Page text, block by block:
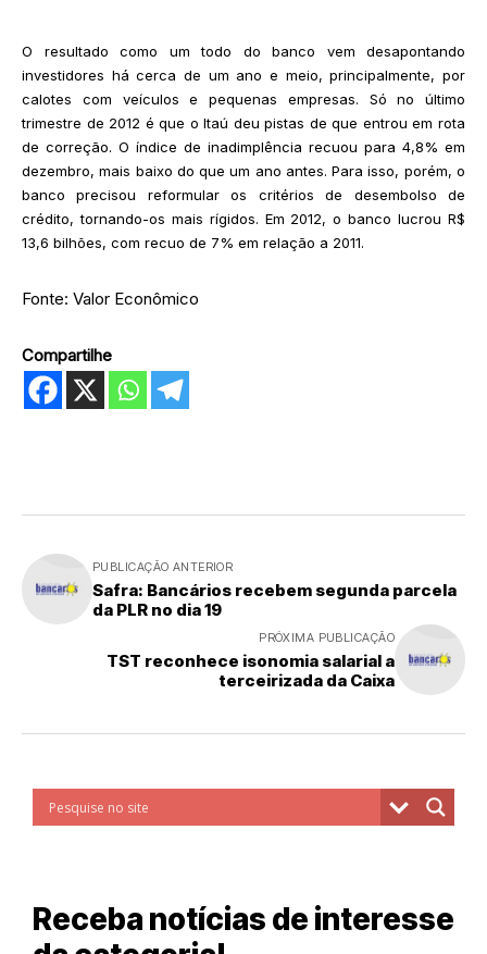
O resultado como um todo do banco vem desapontando
investidores há cerca de um ano e meio, principalmente, por
calotes com veículos e pequenas empresas. Só no último
trimestre de 2012 é que o Itaú deu pistas de que entrou em rota
de correção. O índice de inadimplência recuou para 4,8% em
dezembro, mais baixo do que um ano antes. Para isso, porém, o
banco precisou reformular os critérios de desembolso de
crédito, tornando-os mais rígidos. Em 2012, o banco lucrou R$
13,6 bilhões, com recuo de 7% em relação a 2011.
Fonte: Valor Econômico
Compartilhe
PUBLICAÇÃO ANTERIOR
Safra: Bancários recebem segunda parcela
da PLR no dia 19
PRÓXIMA PUBLICAÇÃO
TST reconhece isonomia salarial a
terceirizada da Caixa
Receba notícias de interesse